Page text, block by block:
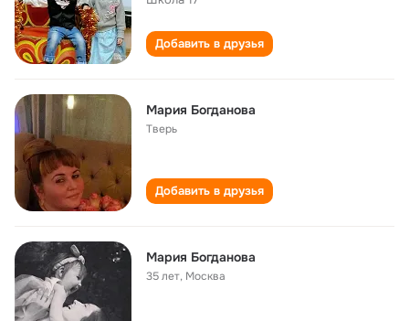
Добавить в друзья
Мария Богданова
Тверь
Добавить в друзья
Мария Богданова
35 лет, Москва